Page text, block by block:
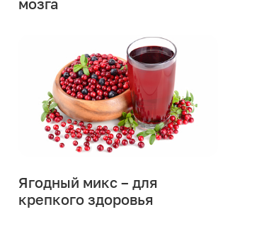
мозга
Ягодный микс – для
крепкого здоровья